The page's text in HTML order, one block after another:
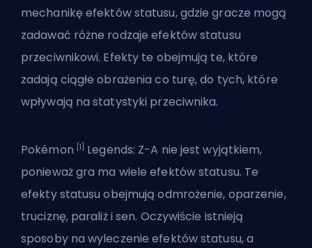
mechanikę efektów statusu, gdzie gracze mogą
zadawać różne rodzaje efektów statusu
przeciwnikowi. Efekty te obejmują te, które
zadają ciągłe obrażenia co turę, do tych, które
wpływają na statystyki przeciwnika.
Pokémon [1]
Legends: Z-A nie jest wyjątkiem,
ponieważ gra ma wiele efektów statusu. Te
efekty statusu obejmują odmrożenie, oparzenie,
truciznę, paraliż i sen. Oczywiście istnieją
sposoby na wyleczenie efektów statusu, a